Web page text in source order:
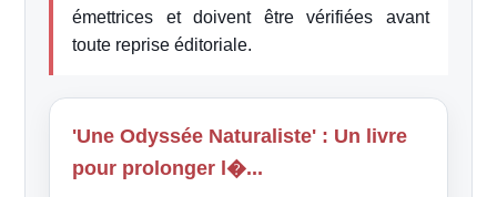
émettrices et doivent être vérifiées avant
toute reprise éditoriale.
'Une Odyssée Naturaliste' : Un livre
pour prolonger l�...